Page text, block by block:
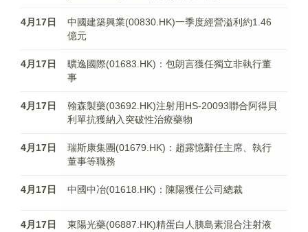
4月17日
中國建築興業(00830.HK)一季度經營溢利約1.46
億元
4月17日
曠逸國際(01683.HK)：包朗言獲任獨立非執行董
事
4月17日
翰森製藥(03692.HK)注射用HS-20093聯合阿得貝
利單抗獲納入突破性治療藥物
4月17日
瑞斯康集團(01679.HK)：趙露憶辭任主席、執行
董事等職務
4月17日 中國中冶(01618.HK)：陳陽獲任公司總裁
4月17日
東陽光藥(06887.HK)精蛋白人胰島素混合注射液